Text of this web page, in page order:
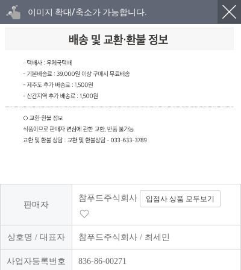
이미지 확대/축소가 가능합니다.
판매자
참푸드주식회사 입점사 상품 모두보기
상호명 / 대표자 참푸드주식회사 / 최세민
사업자등록번호 836-86-00271